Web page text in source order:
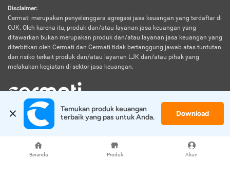
Beranda Produk Akun
Disclaimer:
Cermati merupakan penyelenggara agregasi jasa keuangan yang terdaftar di
OJK. Oleh karena itu, produk dan/atau layanan jasa keuangan yang
ditawarkan bukan merupakan produk dan/atau layanan jasa keuangan yang
diterbitkan oleh Cermati dan Cermati tidak bertanggung jawab atas tuntutan
dan risiko terkait produk dan/atau layanan LJK dan/atau pihak yang
melakukan kegiatan di sektor jasa keuangan.
© 2026 Cermati. All Rights Reserved.
Temukan produk keuangan
terbaik yang pas untuk Anda.
Download